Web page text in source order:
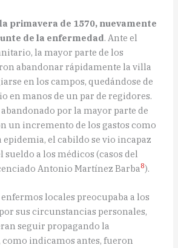
primavera de 1570, nuevamente
de la enfermedad. Ante el
la mayor parte de los
abandonar rápidamente la villa
en los campos, quedándose de
en manos de un par de regidores.
por la mayor parte de
un incremento de los gastos como
epidemia, el cabildo se vio incapaz
sueldo a los médicos (casos del
Antonio Martínez Barba8).
locales preocupaba a los
sus circunstancias personales,
seguir propagando la
como indicamos antes, fueron